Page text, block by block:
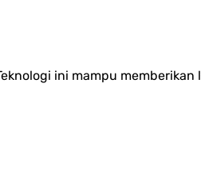
ini mampu memberikan